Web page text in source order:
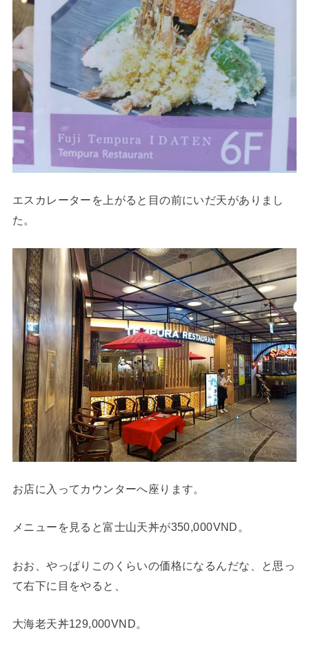
エスカレーターを上がると目の前にいだ天がありまし
た。
お店に入ってカウンターへ座ります。
メニューを見ると富士山天丼が350,000VND。
おお、やっぱりこのくらいの価格になるんだな、と思っ
て右下に目をやると、
大海老天丼129,000VND。